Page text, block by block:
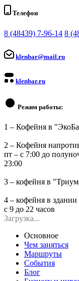
Телефон
8 (48439) 7-96-14 8
klenbar@mail.ru
klenbar.ru
Режим работы:
1 – Кофейня в
2 – Кофейня
пт – с 7:00 до
23:00
3 – кофейня в
4 – кофейня в
с 9 до 22 часов
Загрузка...
Основное
Чем заняться
Маршруты
События
Блог